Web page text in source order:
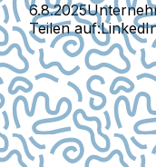
6.8.2025
Teilen auf: